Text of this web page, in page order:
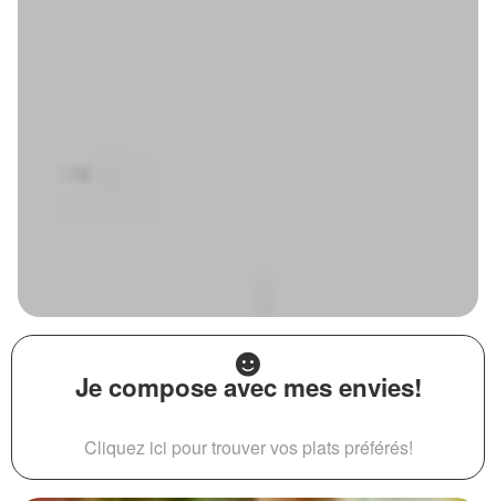
Je compose avec mes envies!
Cliquez ici pour trouver vos plats préférés!